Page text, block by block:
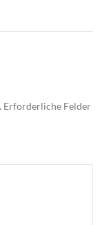
Erforderliche Felder